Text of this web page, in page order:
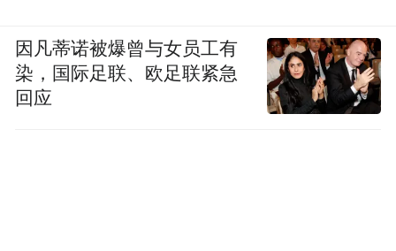
因凡蒂诺被爆曾与女员工有
染，国际足联、欧足联紧急
回应